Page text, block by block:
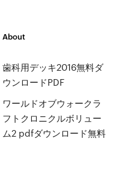
About
歯科用デッキ2016無料ダ
ウンロードPDF
ワールドオブウォークラ
フトクロニクルボリュー
ム2 pdfダウンロード無料